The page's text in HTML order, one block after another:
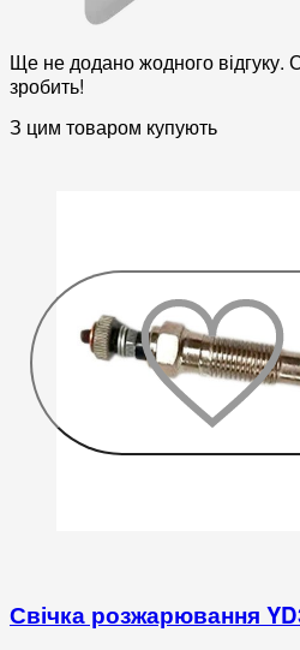
Ще не додано жодного відгуку.
зробить!
З цим товаром купують
Свічка розжарювання